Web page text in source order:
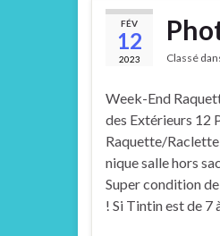
FÉV
12
2023 Classé
Week-End
des Extérieurs 12
Raquette/Raclette
nique salle hors
Super condition
! Si Tintin est de 7